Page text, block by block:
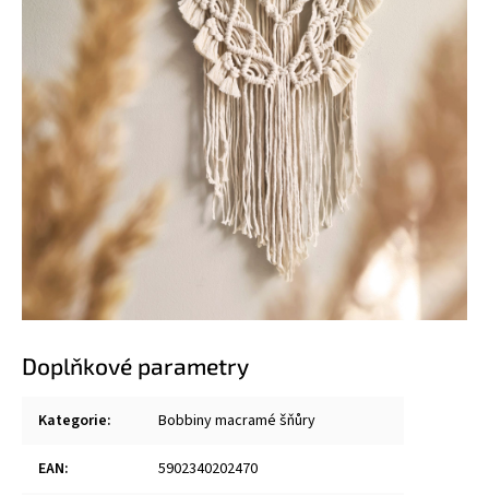
Doplňkové parametry
Kategorie: Bobbiny macramé šňůry
EAN: 5902340202470